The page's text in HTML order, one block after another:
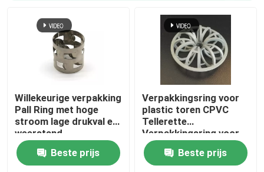
Willekeurige verpakking
Pall Ring met hoge
stroom lage drukval en
weerstand
Beste prijs
Verpakkingsring voor
plastic toren CPVC
Tellerette
Verpakkingsring voor
stripservice
Beste prijs